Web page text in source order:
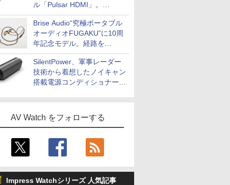
ル「Pulsar HDMI」。
SilentPowerから
Brise Audio“究極ポータブル
オーディオFUGAKU”に10周
年記念モデル。経路を
NISHIKIで統一。400万円
SilentPower、軍事レーダー
技術から着想したノイキャン
搭載電源コンディショナー
AV Watch をフォローする
Impress Watchシリーズ 人気記事